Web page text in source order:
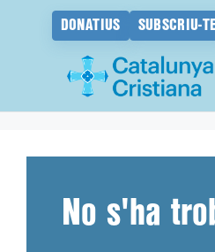
DONATIUS SUBSCRIU-
No s'ha